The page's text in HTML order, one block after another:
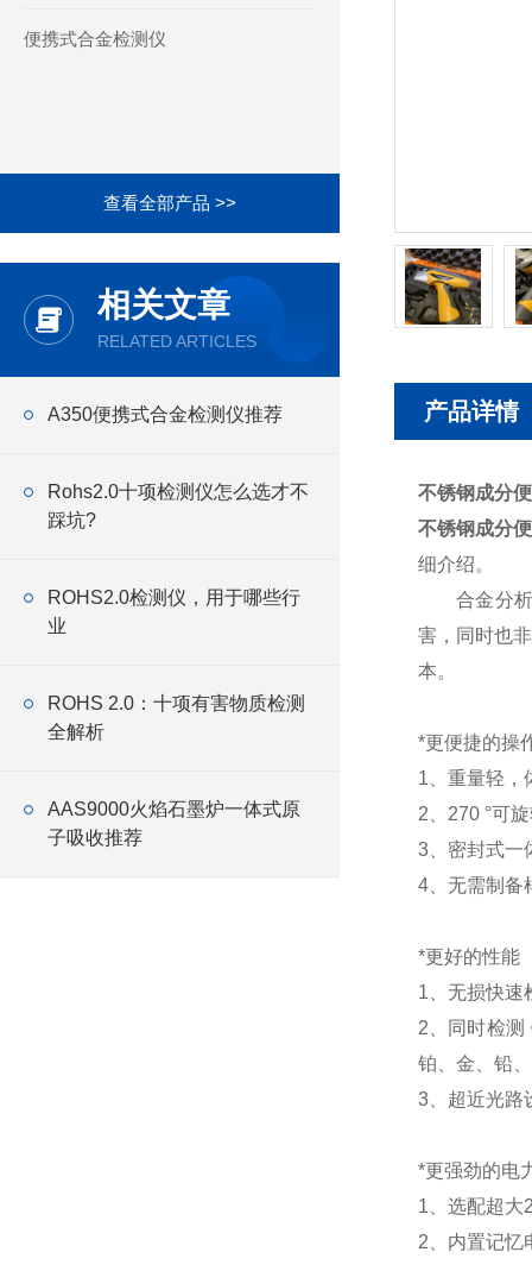
便携式合金检测仪
查看全部产品 >>
相关文章
RELATED ARTICLES
A350便携式合金检测仪推荐
Rohs2.0十项检测仪怎么选才不
踩坑?
ROHS2.0检测仪，用于哪些行
业
ROHS 2.0：十项有害物质检测
全解析
AAS9000火焰石墨炉一体式原
子吸收推荐
产品详情
不锈钢成分
不锈钢成分
细介绍。
合金分析
害，同时也
本。
*更便捷的操
1、重量轻，
2、270 °可
3、密封式一
4、无需制备
*更好的性能
1、无损快速
2、同时检
铂、金、铅
3、超近光路
*更强劲的电
1、选配超大
2、内置记忆